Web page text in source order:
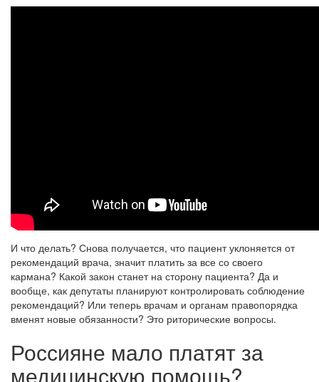
И что делать? Снова получается, что пациент уклоняется от
рекомендаций врача, значит платить за все со своего
кармана? Какой закон станет на сторону пациента? Да и
вообще, как депутаты планируют контролировать соблюдение
рекомендаций? Или теперь врачам и органам правопорядка
вменят новые обязанности? Это риторические вопросы.
Россияне мало платят за
медицинскую помощь?